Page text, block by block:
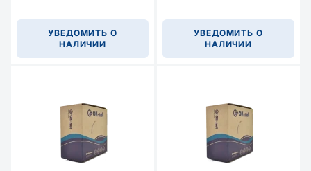
УВЕДОМИТЬ О
НАЛИЧИИ
УВЕДОМИТЬ О
НАЛИЧИИ